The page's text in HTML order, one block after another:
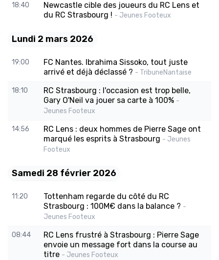
18:40
Newcastle cible des joueurs du RC Lens et
du RC Strasbourg ! - Jeunes Footeux
Lundi 2 mars 2026
19:00
FC Nantes. Ibrahima Sissoko, tout juste
arrivé et déjà déclassé ? - TribuneNantaise
18:10
RC Strasbourg : l'occasion est trop belle,
Gary O'Neil va jouer sa carte à 100% -
Jeunes Footeux
14:56
RC Lens : deux hommes de Pierre Sage ont
marqué les esprits à Strasbourg - Jeunes
Footeux
Samedi 28 février 2026
11:20
Tottenham regarde du côté du RC
Strasbourg : 100M€ dans la balance ? -
Jeunes Footeux
08:44
RC Lens frustré à Strasbourg : Pierre Sage
envoie un message fort dans la course au
titre - Jeunes Footeux